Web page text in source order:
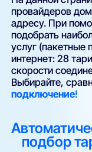
провайдеров
адресу. При
подобрать
услуг (пакетные
интернет: 28
скорости
Выбирайте,
подключение!
подбор